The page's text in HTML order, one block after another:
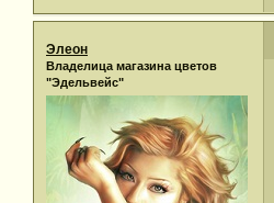
Элеон
Владелица магазина цветов
"Эдельвейс"